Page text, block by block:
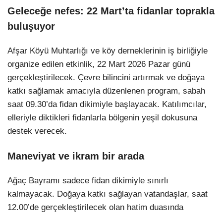
Geleceğe nefes: 22 Mart’ta fidanlar toprakla
buluşuyor
Afşar Köyü Muhtarlığı ve köy derneklerinin iş birliğiyle
organize edilen etkinlik, 22 Mart 2026 Pazar günü
gerçekleştirilecek. Çevre bilincini artırmak ve doğaya
katkı sağlamak amacıyla düzenlenen program, sabah
saat 09.30’da fidan dikimiyle başlayacak. Katılımcılar,
elleriyle diktikleri fidanlarla bölgenin yeşil dokusuna
destek verecek.
Maneviyat ve ikram bir arada
Ağaç Bayramı sadece fidan dikimiyle sınırlı
kalmayacak. Doğaya katkı sağlayan vatandaşlar, saat
12.00’de gerçekleştirilecek olan hatim duasında